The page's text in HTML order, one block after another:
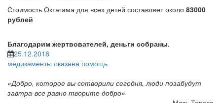
Стоимость Октагама для всех детей составляет около 83000
рублей
Благодарим жертвователей, деньги собраны.
25.12.2018
медикаменты оказана помощь
«Добро, которое вы сотворили сегодня, люди позабудут
завтра-все равно творите добро»